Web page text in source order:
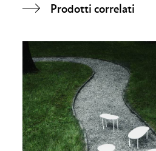
Prodotti correlati